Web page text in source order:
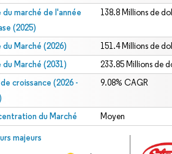
du marché de l'année
(2025)
138.8 Millions de
du Marché (2026) 151.4 Millions de
du Marché (2031) 233.85 Millions de
croissance (2026 -
9.08% CAGR
du Marché Moyen
majeurs
© Mordor Intelligence. La réutilisation nécessite une
sous CC BY 4.0.